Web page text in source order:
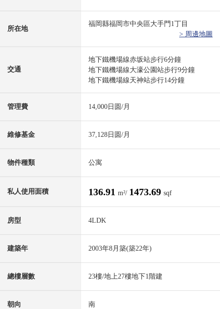
所在地
福岡縣福岡市中央區大手門1丁目
> 周邊地圖
交通
地下鐵機場線赤坂站步行6分鐘
地下鐵機場線大濠公園站步行9分鐘
地下鐵機場線天神站步行14分鐘
管理費 14,000日圆/月
維修基金 37,128日圆/月
物件種類 公寓
私人使用面積 136.91 m²/ 1473.69 sqf
房型 4LDK
建築年 2003年8月築(築22年)
總樓層數 23樓/地上27樓地下1階建
朝向 南